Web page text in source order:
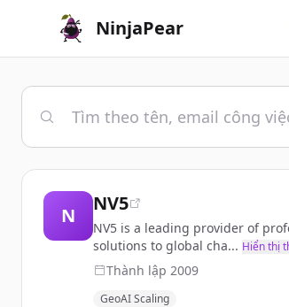
NinjaPear
N
NV5
NV5 is a leading provider of
solutions to global cha... Hiển thị
Thành lập 2009
GeoAI Scaling